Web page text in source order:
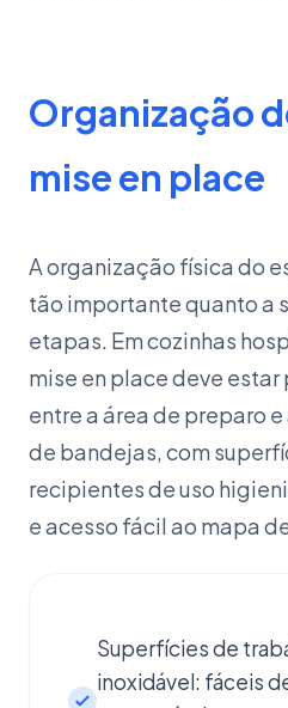
Organização
mise en place
A organização física do
tão importante quanto a
etapas. Em cozinhas
mise en place deve
entre a área de preparo
de bandejas, com
recipientes de uso
e acesso fácil ao mapa
Superfícies de
inoxidável: fáceis